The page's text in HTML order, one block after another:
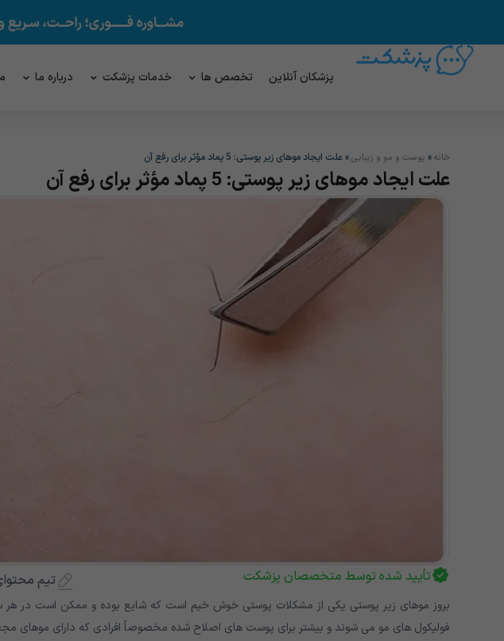
پزشکان آنلاین تخصص ها خدمات پزشکت درباره ما
خانه» پوست و مو و زیبایی»علت ایجاد موهای زیر پوستی: 5 پماد مؤثر برای رفع آن
علت ایجاد موهای زیر پوستی: 5 پماد مؤثر برای رفع آن
تأیید شده توسط متخصصان پزشکت تیم
بروز موهای زیر پوستی یکی از مشکلات پوستی خوش خیم است که شایع بوده و ممکن است در هر
فولیکول های مو می شوند و بیشتر برای پوست های اصلاح شده مخصوصاً افرادی که دارای موهای